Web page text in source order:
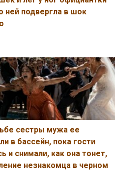
ней подвергла в шок
сестры мужа ее
в бассейн, пока гости
и снимали, как она тонет,
незнакомца в черном